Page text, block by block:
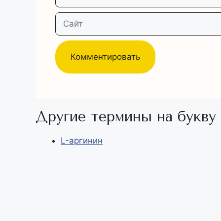
Сайт
Другие термины на букву
L-аргинин